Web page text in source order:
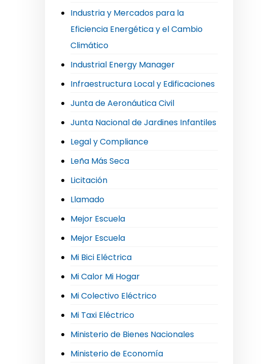
Industria y Mercados para la
Eficiencia Energética y el Cambio
Climático
Industrial Energy Manager
Infraestructura Local y Edificaciones
Junta de Aeronáutica Civil
Junta Nacional de Jardines Infantiles
Legal y Compliance
Leña Más Seca
Licitación
Llamado
Mejor Escuela
Mejor Escuela
Mi Bici Eléctrica
Mi Calor Mi Hogar
Mi Colectivo Eléctrico
Mi Taxi Eléctrico
Ministerio de Bienes Nacionales
Ministerio de Economía